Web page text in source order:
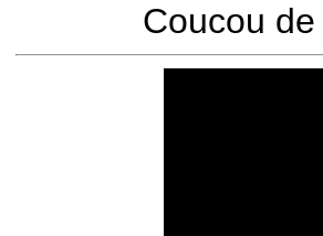
Coucou